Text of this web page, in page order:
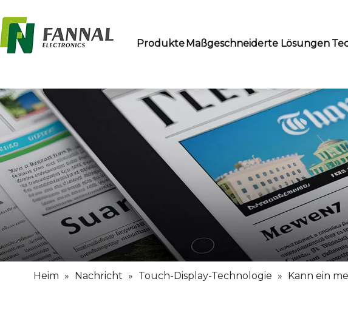
Produkte Maßgeschneiderte Lösungen
Heim » Nachricht » Touch-Display-Technologie » Kann ein